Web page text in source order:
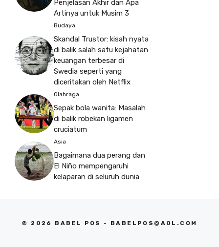
Penjelasan Akhir dan Apa
Artinya untuk Musim 3
Budaya
Skandal Trustor: kisah nyata
di balik salah satu kejahatan
keuangan terbesar di
Swedia seperti yang
diceritakan oleh Netflix
Olahraga
Sepak bola wanita: Masalah
di balik robekan ligamen
cruciatum
Asia
Bagaimana dua perang dan
El Niño mempengaruhi
kelaparan di seluruh dunia
© 2026 BABEL POS - BABELPOS@AOL.COM